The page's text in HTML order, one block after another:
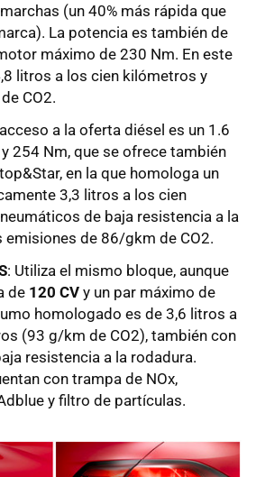
(un 40% más rápida que
La potencia es también de
máximo de 230 Nm. En este
litros a los cien kilómetros y
CO2.
a la oferta diésel es un 1.6
y 254 Nm, que se ofrece también
en la que homologa un
3,3 litros a los cien
de baja resistencia a la
emisiones de 86/gkm de CO2.
: Utiliza el mismo bloque, aunque
de 120 CV y un par máximo de
homologado es de 3,6 litros a
(93 g/km de CO2), también con
resistencia a la rodadura.
con trampa de NOx,
y filtro de partículas.